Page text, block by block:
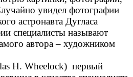
увидел фотографии
астронавта Дугласа
специалисты называют
автора – художником
H. Wheelock) первый